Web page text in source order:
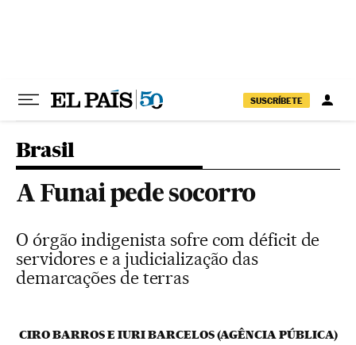
SUSCRÍBETE
Brasil
A Funai pede socorro
O órgão indigenista sofre com déficit de
servidores e a judicialização das
demarcações de terras
CIRO BARROS E IURI BARCELOS (AGÊNCIA PÚBLICA)